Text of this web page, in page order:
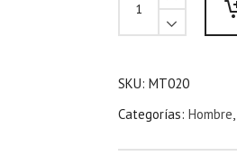
SKU: MT020
Categorías: Hombre